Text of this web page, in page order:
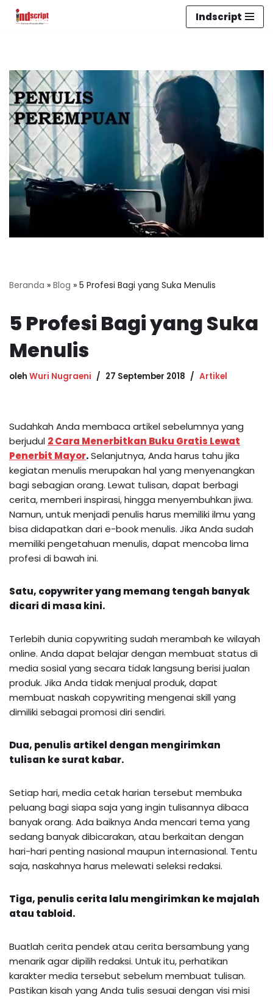
Indscript
Beranda » Blog » 5 Profesi Bagi yang Suka Menulis
5 Profesi Bagi yang Suka
Menulis
oleh Wuri Nugraeni 27 September 2018 Artikel
Sudahkah Anda membaca artikel sebelumnya yang
berjudul 2 Cara Menerbitkan Buku Gratis Lewat
Penerbit Mayor.Selanjutnya, Anda harus tahu jika
kegiatan menulis merupakan hal yang menyenangkan
bagi sebagian orang. Lewat tulisan, dapat berbagi
cerita, memberi inspirasi, hingga menyembuhkan jiwa.
Namun, untuk menjadi penulis harus memiliki ilmu yang
bisa didapatkan dari e-book menulis. Jika Anda sudah
memiliki pengetahuan menulis, dapat mencoba lima
profesi di bawah ini.
Satu, copywriter yang memang tengah banyak
dicari di masa kini.
Terlebih dunia copywriting sudah merambah ke wilayah
online. Anda dapat belajar dengan membuat status di
media sosial yang secara tidak langsung berisi jualan
produk. Jika Anda tidak menjual produk, dapat
membuat naskah copywriting mengenai skill yang
dimiliki sebagai promosi diri sendiri.
Dua, penulis artikel dengan mengirimkan
tulisan ke surat kabar.
Setiap hari, media cetak harian tersebut membuka
peluang bagi siapa saja yang ingin tulisannya dibaca
banyak orang. Ada baiknya Anda mencari tema yang
sedang banyak dibicarakan, atau berkaitan dengan
hari-hari penting nasional maupun internasional. Tentu
saja, naskahnya harus melewati seleksi redaksi.
Tiga, penulis cerita lalu mengirimkan ke majalah
atau tabloid.
Buatlah cerita pendek atau cerita bersambung yang
menarik agar dipilih redaksi. Untuk itu, perhatikan
karakter media tersebut sebelum membuat tulisan.
Pastikan kisah yang Anda tulis sesuai dengan visi misi